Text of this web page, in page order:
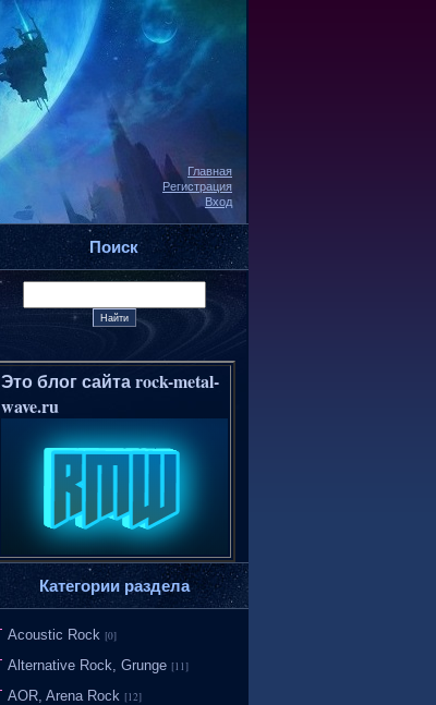
Главная
Регистрация
Вход
Поиск
Это блог сайта rock-metal-
wave.ru
Категории раздела
Acoustic Rock [0]
Alternative Rock, Grunge [11]
AOR, Arena Rock [12]